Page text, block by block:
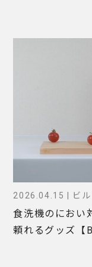
2026.04.15 | ビル
食洗機のにおい
頼れるグッズ【